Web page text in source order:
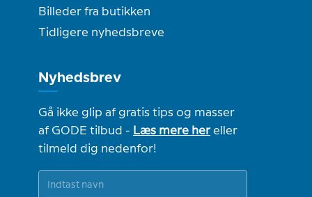
Billeder fra butikken
Tidligere nyhedsbreve
Nyhedsbrev
Gå ikke glip af gratis tips og masser
af GODE tilbud - Læs mere hereller
tilmeld dig nedenfor!